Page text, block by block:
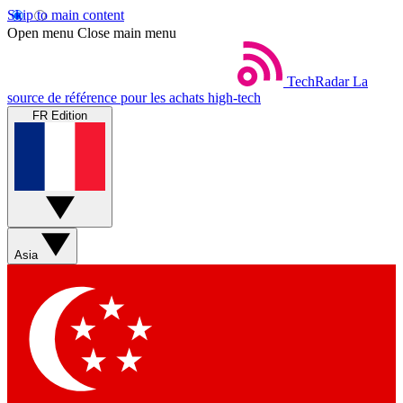
Skip to main content
Open menu Close main menu
TechRadar La
source de référence pour les achats high-tech
FR Edition
Asia